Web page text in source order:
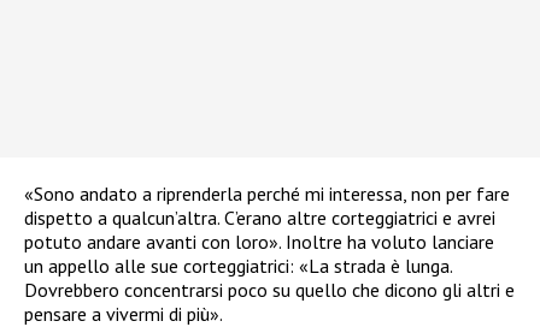
«Sono andato a riprenderla perché mi interessa, non per fare
dispetto a qualcun’altra. C’erano altre corteggiatrici e avrei
potuto andare avanti con loro». Inoltre ha voluto lanciare
un appello alle sue corteggiatrici: «La strada è lunga.
Dovrebbero concentrarsi poco su quello che dicono gli altri e
pensare a vivermi di più».